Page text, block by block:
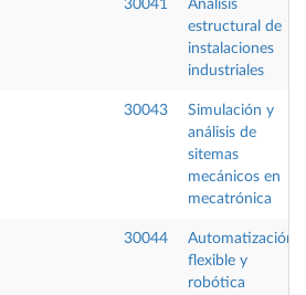
30041
Análisis
estructural de
instalaciones
industriales
30043
Simulación y
análisis de
sitemas
mecánicos en
mecatrónica
30044
Automatización
flexible y
robótica